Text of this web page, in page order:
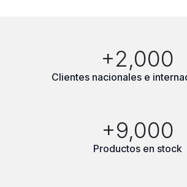
+2,000
Clientes nacionales e
+9,000
Productos en stock